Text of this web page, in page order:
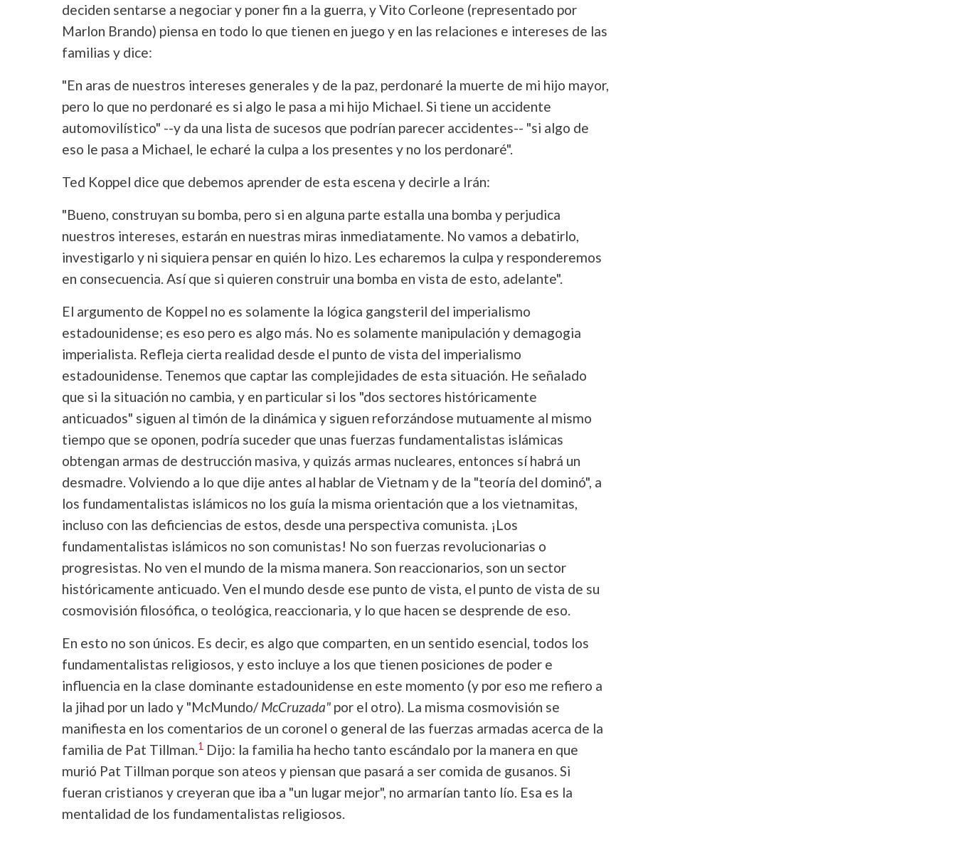
deciden sentarse a negociar y poner fin a la guerra, y Vito Corleone (representado por
Marlon Brando) piensa en todo lo que tienen en juego y en las relaciones e intereses de las
familias y dice:
"En aras de nuestros intereses generales y de la paz, perdonaré la muerte de mi hijo mayor,
pero lo que no perdonaré es si algo le pasa a mi hijo Michael. Si tiene un accidente
automovilístico" --y da una lista de sucesos que podrían parecer accidentes-- "si algo de
eso le pasa a Michael, le echaré la culpa a los presentes y no los perdonaré".
Ted Koppel dice que debemos aprender de esta escena y decirle a Irán:
"Bueno, construyan su bomba, pero si en alguna parte estalla una bomba y perjudica
nuestros intereses, estarán en nuestras miras inmediatamente. No vamos a debatirlo,
investigarlo y ni siquiera pensar en quién lo hizo. Les echaremos la culpa y responderemos
en consecuencia. Así que si quieren construir una bomba en vista de esto, adelante".
El argumento de Koppel no es solamente la lógica gangsteril del imperialismo
estadounidense; es eso pero es algo más. No es solamente manipulación y demagogia
imperialista. Refleja cierta realidad desde el punto de vista del imperialismo
estadounidense. Tenemos que captar las complejidades de esta situación. He señalado
que si la situación no cambia, y en particular si los "dos sectores históricamente
anticuados" siguen al timón de la dinámica y siguen reforzándose mutuamente al mismo
tiempo que se oponen, podría suceder que unas fuerzas fundamentalistas islámicas
obtengan armas de destrucción masiva, y quizás armas nucleares, entonces sí habrá un
desmadre. Volviendo a lo que dije antes al hablar de Vietnam y de la "teoría del dominó", a
los fundamentalistas islámicos no los guía la misma orientación que a los vietnamitas,
incluso con las deficiencias de estos, desde una perspectiva comunista. ¡Los
fundamentalistas islámicos no son comunistas! No son fuerzas revolucionarias o
progresistas. No ven el mundo de la misma manera. Son reaccionarios, son un sector
históricamente anticuado. Ven el mundo desde ese punto de vista, el punto de vista de su
cosmovisión filosófica, o teológica, reaccionaria, y lo que hacen se desprende de eso.
En esto no son únicos. Es decir, es algo que comparten, en un sentido esencial, todos los
fundamentalistas religiosos, y esto incluye a los que tienen posiciones de poder e
influencia en la clase dominante estadounidense en este momento (y por eso me refiero a
la jihad por un lado y "McMundo/ McCruzada" por el otro). La misma cosmovisión se
manifiesta en los comentarios de un coronel o general de las fuerzas armadas acerca de la
familia de Pat Tillman.1 Dijo: la familia ha hecho tanto escándalo por la manera en que
murió Pat Tillman porque son ateos y piensan que pasará a ser comida de gusanos. Si
fueran cristianos y creyeran que iba a "un lugar mejor", no armarían tanto lío. Esa es la
mentalidad de los fundamentalistas religiosos.